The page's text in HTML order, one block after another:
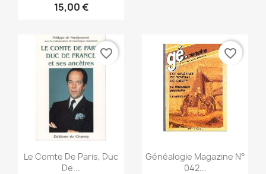
15,00 €
Vista rápida
Le Comte De Paris, Duc
De...
favorite_border
Vista rápida
Généalogie Magazine N°
042...
favorite_border